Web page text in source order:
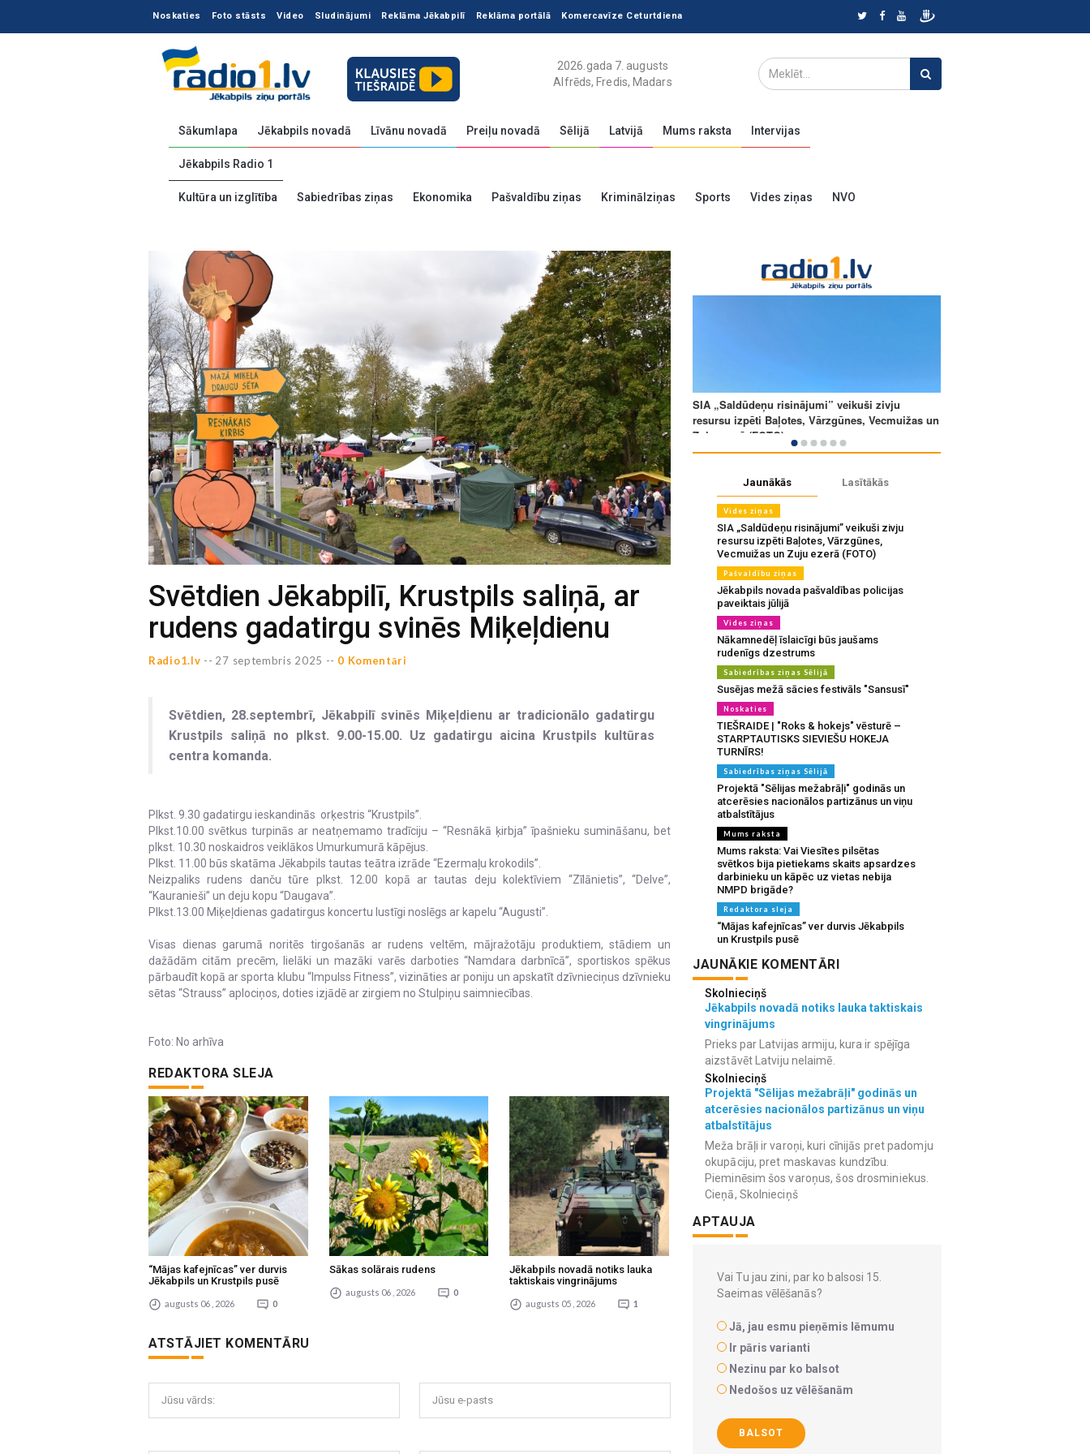
Noskaties Foto stāsts Video Sludinājumi Reklāma Jēkabpilī Reklāma portālā Komercavīze Ceturtdiena
2026.gada 7. augusts
Alfrēds, Fredis, Madars
Sākumlapa Jēkabpils novadā Līvānu novadā Preiļu novadā Sēlijā Latvijā Mums raksta Intervijas
Jēkabpils Radio 1
Kultūra un izglītība Sabiedrības ziņas Ekonomika Pašvaldību ziņas Kriminālziņas Sports Vides ziņas NVO
Svētdien Jēkabpilī, Krustpils saliņā, ar
rudens gadatirgu svinēs Miķeļdienu
Radio1.lv -- 27 septembris 2025 -- 0 Komentāri
Svētdien, 28.septembrī, Jēkabpilī svinēs Miķeļdienu ar tradicionālo gadatirgu
Krustpils saliņā no plkst. 9.00-15.00. Uz gadatirgu aicina Krustpils kultūras
centra komanda.
Plkst. 9.30 gadatirgu ieskandinās orķestris “Krustpils”.
Plkst.10.00 svētkus turpinās ar neatņemamo tradīciju – “Resnākā ķirbja” īpašnieku sumināšanu, bet
plkst. 10.30 noskaidros veiklākos Umurkumurā kāpējus.
Plkst. 11.00 būs skatāma Jēkabpils tautas teātra izrāde “Ezermaļu krokodils”.
Neizpaliks rudens danču tūre plkst. 12.00 kopā ar tautas deju kolektīviem “Zīlānietis”, “Delve”,
“Kauranieši” un deju kopu “Daugava”.
Plkst.13.00 Miķeļdienas gadatirgus koncertu lustīgi noslēgs ar kapelu “Augusti”.
Visas dienas garumā noritēs tirgošanās ar rudens veltēm, mājražotāju produktiem, stādiem un
dažādām citām precēm, lielāki un mazāki varēs darboties “Namdara darbnīcā”, sportiskos spēkus
pārbaudīt kopā ar sporta klubu “Impulss Fitness”, vizināties ar poniju un apskatīt dzīvnieciņus dzīvnieku
sētas “Strauss” aplociņos, doties izjādē ar zirgiem no Stulpiņu saimniecības.
Foto: No arhīva
REDAKTORA SLEJA
“Mājas kafejnīcas” ver durvis
Jēkabpils un Krustpils pusē
augusts 06 , 2026 0
Sākas solārais rudens
augusts 06 , 2026 0
Jēkabpils novadā notiks lauka
taktiskais vingrinājums
augusts 05 , 2026 1
ATSTĀJIET KOMENTĀRU
Jūsu vārds: Jūsu e-pasts
Jaunākās Lasītākās
Vides ziņas
SIA „Saldūdeņu risinājumi” veikuši zivju
resursu izpēti Baļotes, Vārzgūnes,
Vecmuižas un Zuju ezerā (FOTO)
Pašvaldību ziņas
Jēkabpils novada pašvaldības policijas
paveiktais jūlijā
Vides ziņas
Nākamnedēļ īslaicīgi būs jaušams
rudenīgs dzestrums
Sabiedrības ziņas Sēlijā
Susējas mežā sācies festivāls "Sansusī"
Noskaties
TIEŠRAIDE | "Roks & hokejs" vēsturē –
STARPTAUTISKS SIEVIEŠU HOKEJA
TURNĪRS!
Sabiedrības ziņas Sēlijā
Projektā "Sēlijas mežabrāļi" godinās un
atcerēsies nacionālos partizānus un viņu
atbalstītājus
Mums raksta
Mums raksta: Vai Viesītes pilsētas
svētkos bija pietiekams skaits apsardzes
darbinieku un kāpēc uz vietas nebija
NMPD brigāde?
Redaktora sleja
“Mājas kafejnīcas” ver durvis Jēkabpils
un Krustpils pusē
JAUNĀKIE KOMENTĀRI
Skolnieciņš
Jēkabpils novadā notiks lauka taktiskais
vingrinājums
Prieks par Latvijas armiju, kura ir spējīga
aizstāvēt Latviju nelaimē.
Skolnieciņš
Projektā "Sēlijas mežabrāļi" godinās un
atcerēsies nacionālos partizānus un viņu
atbalstītājus
Meža brāļi ir varoņi, kuri cīnijās pret padomju
okupāciju, pret maskavas kundzību.
Pieminēsim šos varoņus, šos drosminiekus.
Cieņā, Skolnieciņš
APTAUJA
Vai Tu jau zini, par ko balsosi 15.
Saeimas vēlēšanās?
Jā, jau esmu pieņēmis lēmumu
Ir pāris varianti
Nezinu par ko balsot
Nedošos uz vēlēšanām
BALSOT